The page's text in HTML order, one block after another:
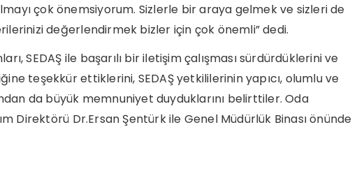
çok önemsiyorum. Sizlerle bir araya gelmek ve sizleri de
değerlendirmek bizler için çok önemli” dedi.
SEDAŞ ile başarılı bir iletişim çalışması sürdürdüklerini ve
teşekkür ettiklerini, SEDAŞ yetkililerinin yapıcı, olumlu ve
da büyük memnuniyet duyduklarını belirttiler. Oda
Direktörü Dr.Ersan Şentürk ile Genel Müdürlük Binası önünde